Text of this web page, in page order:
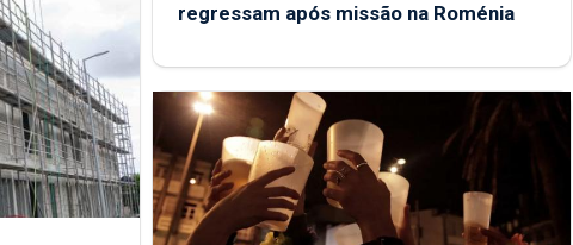
regressam após missão na Roménia